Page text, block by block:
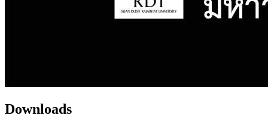
Downloads